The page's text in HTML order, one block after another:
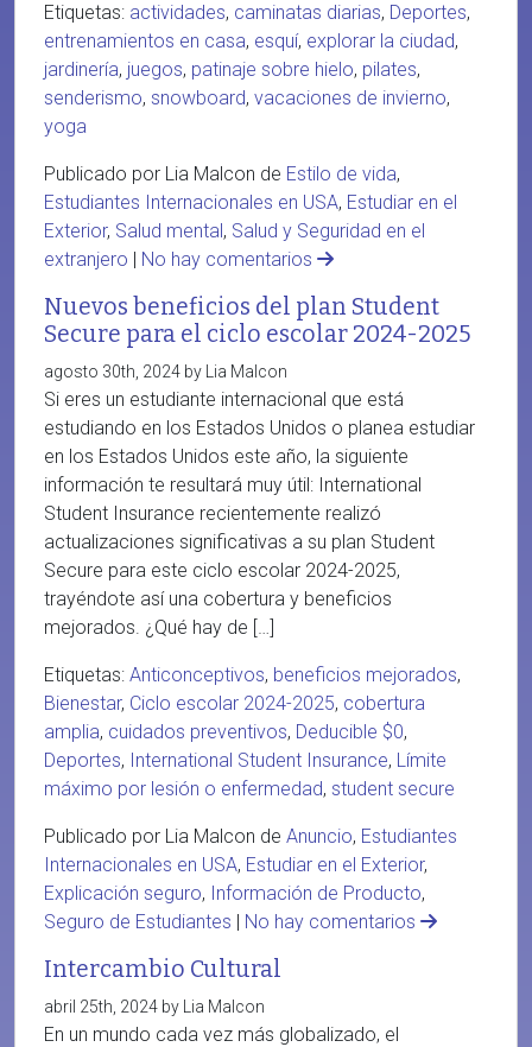
Etiquetas: actividades, caminatas diarias, Deportes,
entrenamientos en casa, esquí, explorar la ciudad,
jardinería, juegos, patinaje sobre hielo, pilates,
senderismo, snowboard, vacaciones de invierno,
yoga
Publicado por Lia Malcon de Estilo de vida,
Estudiantes Internacionales en USA, Estudiar en el
Exterior, Salud mental, Salud y Seguridad en el
extranjero | No hay comentarios
Nuevos beneficios del plan Student
Secure para el ciclo escolar 2024-2025
agosto 30th, 2024 by Lia Malcon
Si eres un estudiante internacional que está
estudiando en los Estados Unidos o planea estudiar
en los Estados Unidos este año, la siguiente
información te resultará muy útil: International
Student Insurance recientemente realizó
actualizaciones significativas a su plan Student
Secure para este ciclo escolar 2024-2025,
trayéndote así una cobertura y beneficios
mejorados. ¿Qué hay de […]
Etiquetas: Anticonceptivos, beneficios mejorados,
Bienestar, Ciclo escolar 2024-2025, cobertura
amplia, cuidados preventivos, Deducible $0,
Deportes, International Student Insurance, Límite
máximo por lesión o enfermedad, student secure
Publicado por Lia Malcon de Anuncio, Estudiantes
Internacionales en USA, Estudiar en el Exterior,
Explicación seguro, Información de Producto,
Seguro de Estudiantes | No hay comentarios
Intercambio Cultural
abril 25th, 2024 by Lia Malcon
En un mundo cada vez más globalizado, el